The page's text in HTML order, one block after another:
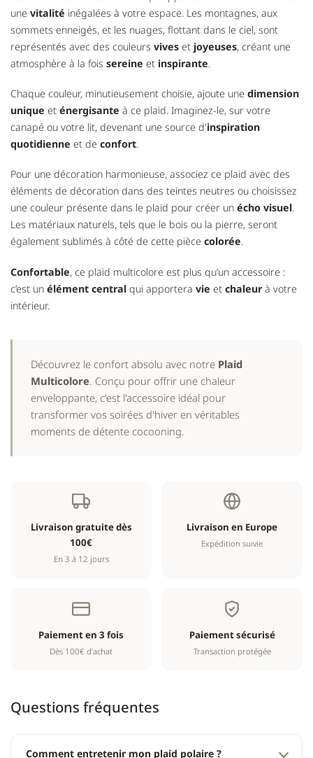
une vitalité inégalées à votre espace. Les montagnes, aux
sommets enneigés, et les nuages, flottant dans le ciel, sont
représentés avec des couleurs vives et joyeuses, créant une
atmosphère à la fois sereine et inspirante.
Chaque couleur, minutieusement choisie, ajoute une dimension
unique et énergisante à ce plaid. Imaginez-le, sur votre
canapé ou votre lit, devenant une source d'inspiration
quotidienne et de confort.
Pour une décoration harmonieuse, associez ce plaid avec des
éléments de décoration dans des teintes neutres ou choisissez
une couleur présente dans le plaid pour créer un écho visuel.
Les matériaux naturels, tels que le bois ou la pierre, seront
également sublimés à côté de cette pièce colorée.
Confortable, ce plaid multicolore est plus qu’un accessoire :
c’est un élément central qui apportera vie et chaleurà votre
intérieur.
Découvrez le confort absolu avec notre Plaid
Multicolore. Conçu pour offrir une chaleur
enveloppante, c'est l'accessoire idéal pour
transformer vos soirées d'hiver en véritables
moments de détente cocooning.
Livraison gratuite dès
100€
En 3 à 12 jours
Livraison en Europe
Expédition suivie
Paiement en 3 fois
Dès 100€ d'achat
Paiement sécurisé
Transaction protégée
Questions fréquentes
Comment entretenir mon plaid polaire ?